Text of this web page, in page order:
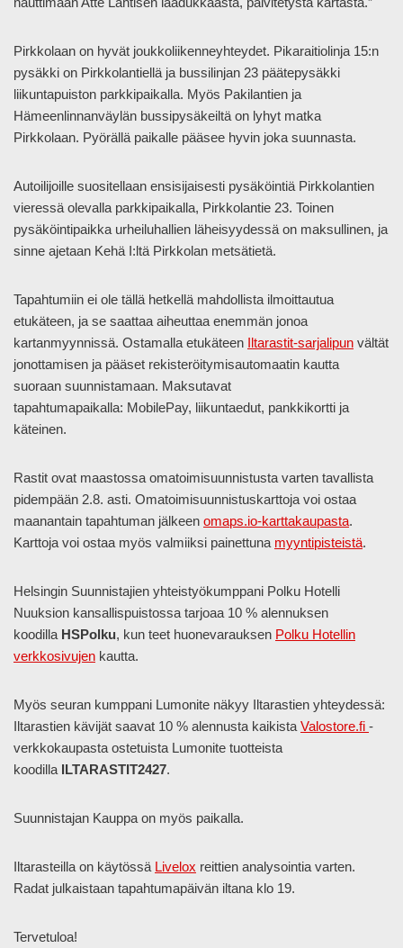
Pirkkolaan on hyvät joukkoliikenneyhteydet. Pikaraitiolinja 15:n
pysäkki on Pirkkolantiellä ja bussilinjan 23 päätepysäkki
liikuntapuiston parkkipaikalla. Myös Pakilantien ja
Hämeenlinnanväylän bussipysäkeiltä on lyhyt matka
Pirkkolaan. Pyörällä paikalle pääsee hyvin joka suunnasta.
Autoilijoille suositellaan ensisijaisesti pysäköintiä Pirkkolantien
vieressä olevalla parkkipaikalla, Pirkkolantie 23. Toinen
pysäköintipaikka urheiluhallien läheisyydessä on maksullinen, ja
sinne ajetaan Kehä I:ltä Pirkkolan metsätietä.
Tapahtumiin ei ole tällä hetkellä mahdollista ilmoittautua
etukäteen, ja se saattaa aiheuttaa enemmän jonoa
kartanmyynnissä. Ostamalla etukäteen Iltarastit-sarjalipun vältät
jonottamisen ja pääset rekisteröitymisautomaatin kautta
suoraan suunnistamaan. Maksutavat
tapahtumapaikalla: MobilePay, liikuntaedut, pankkikortti ja
käteinen.
Rastit ovat maastossa omatoimisuunnistusta varten tavallista
pidempään 2.8. asti. Omatoimisuunnistuskarttoja voi ostaa
maanantain tapahtuman jälkeen omaps.io-karttakaupasta.
Karttoja voi ostaa myös valmiiksi painettuna myyntipisteistä.
Helsingin Suunnistajien yhteistyökumppani Polku Hotelli
Nuuksion kansallispuistossa tarjoaa 10 % alennuksen
koodilla HSPolku, kun teet huonevarauksen Polku Hotellin
verkkosivujen kautta.
Myös seuran kumppani Lumonite näkyy Iltarastien yhteydessä:
Iltarastien kävijät saavat 10 % alennusta kaikista Valostore.fi -
verkkokaupasta ostetuista Lumonite tuotteista
koodilla ILTARASTIT2427.
Suunnistajan Kauppa on myös paikalla.
Iltarasteilla on käytössä Livelox reittien analysointia varten.
Radat julkaistaan tapahtumapäivän iltana klo 19.
Tervetuloa!